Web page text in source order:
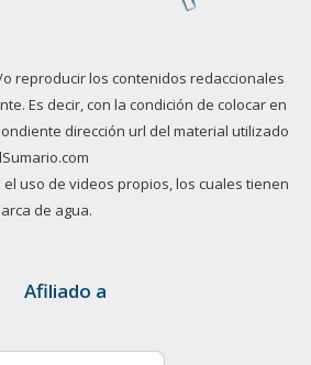
reproducir los contenidos redaccionales
Es decir, con la condición de colocar en
dirección url del material utilizado
uso de videos propios, los cuales tienen
de agua.
Afiliado a